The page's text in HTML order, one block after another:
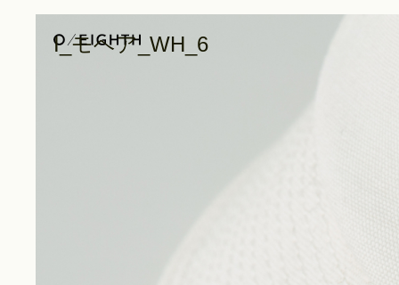
I_モヘア_WH_6